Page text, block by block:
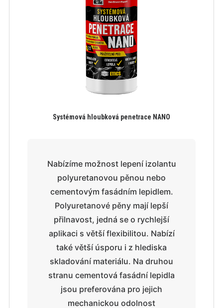
Systémová hloubková penetrace NANO
Nabízíme možnost lepení izolantu
polyuretanovou pěnou nebo
cementovým fasádním lepidlem.
Polyuretanové pěny mají lepší
přilnavost, jedná se o rychlejší
aplikaci s větší flexibilitou. Nabízí
také větší úsporu i z hlediska
skladování materiálu. Na druhou
stranu cementová fasádní lepidla
jsou preferována pro jejich
mechanickou odolnost